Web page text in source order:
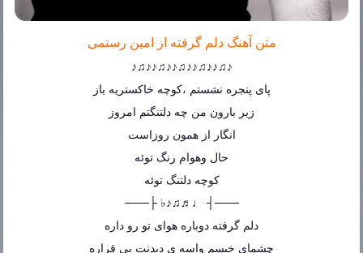
متن آهنگ دلم گرفته از امین رستمی
♪♫♪♪♫♪♪♫♪♪♫♪♪♫♪
پای پنجره نشستم ،کوچه خاکستریه باز
زیر بارون من چه دلتنگتم امروز
انگار از همون روزاست
حال وهوام رنگ توئه
کوچه دلتنگ توئه
───┤ ♩♬♫♪♭ ├───
دلم گرفته دوباره هوای تو رو داره
چشمای خیسم واسه ی دیدنت بی قراره